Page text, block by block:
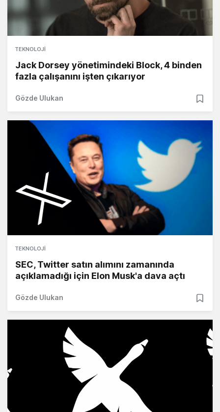
TEKNOLOJI
Jack Dorsey yönetimindeki Block, 4 binden
fazla çalışanını işten çıkarıyor
Gözde Ulukan
TEKNOLOJI
SEC, Twitter satın alımını zamanında
açıklamadığı için Elon Musk'a dava açtı
Gözde Ulukan